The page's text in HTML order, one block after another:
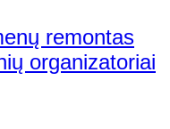
remontas
organizatoriai